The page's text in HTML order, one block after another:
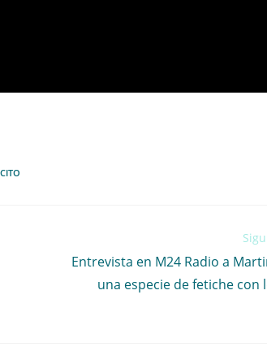
Entrevista en M24 Radio a
una especie de fetiche con